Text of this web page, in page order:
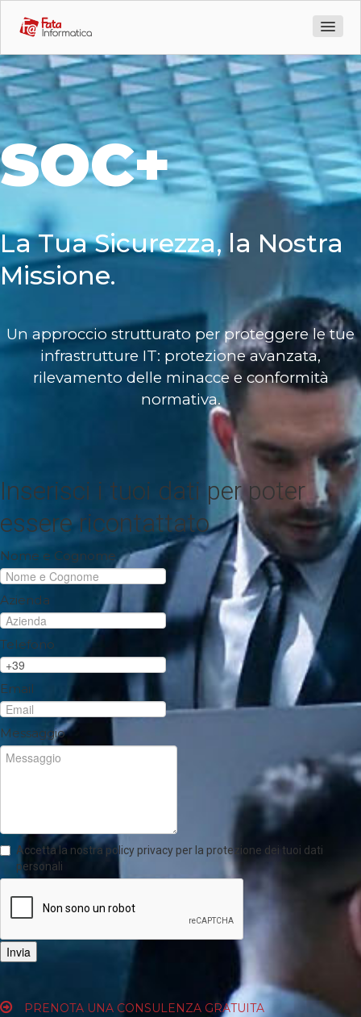
Azienda
Prodotti
Servizi
Soc as a Service
Software development
Certificazioni
Vita in Ufficio
SOC+
La Tua Sicurezza, la Nostra
Missione.
Un approccio strutturato per proteggere le tue
infrastrutture IT: protezione avanzata,
rilevamento delle minacce e conformità
normativa.
Inserisci i tuoi dati per poter
essere ricontattato
Nome e Cognome
Azienda
Telefono
Email
Messaggio
Accetta la nostra policy privacy per la protezione dei tuoi dati
personali
Invia
PRENOTA UNA CONSULENZA GRATUITA